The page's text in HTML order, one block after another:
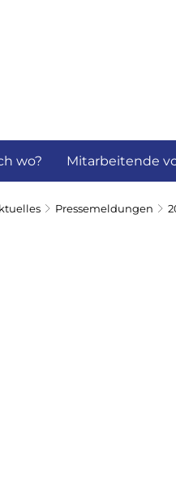
wo? Mitarbeitende
Pressemeldungen